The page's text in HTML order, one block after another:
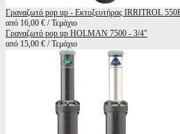
Γραναζωτό pop up - Εκτοξευτήρας IRRITROL
από 16,00 € / Τεμάχιο
Γραναζωτό pop up HOLMAN 7500 - 3/4"
από 15,00 € / Τεμάχιο